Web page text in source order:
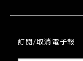
訂閱/取消電子報